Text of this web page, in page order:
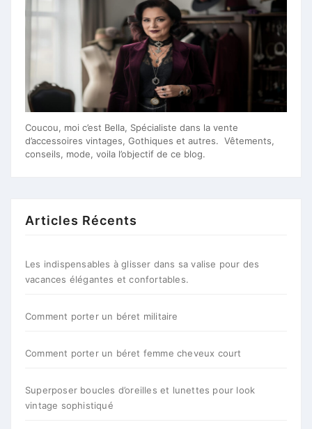
Coucou, moi c’est Bella, Spécialiste dans la vente
d’accessoires vintages, Gothiques et autres. Vêtements,
conseils, mode, voila l’objectif de ce blog.
Articles Récents
Les indispensables à glisser dans sa valise pour des
vacances élégantes et confortables.
Comment porter un béret militaire
Comment porter un béret femme cheveux court
Superposer boucles d’oreilles et lunettes pour look
vintage sophistiqué